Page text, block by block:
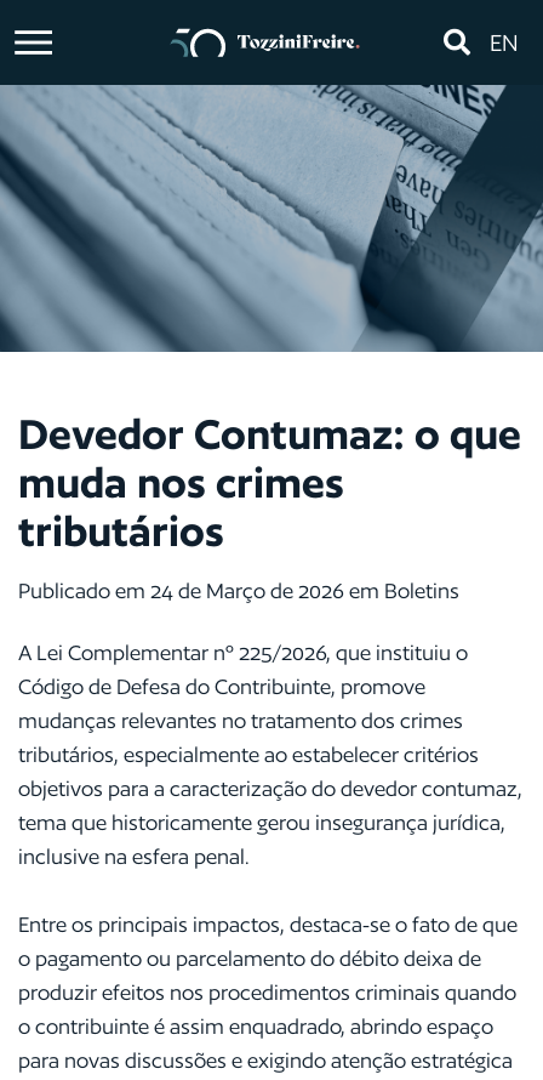
EN
Devedor Contumaz: o que
muda nos crimes
tributários
Publicado em 24 de Março de 2026 em Boletins
A Lei Complementar nº 225/2026, que instituiu o
Código de Defesa do Contribuinte, promove
mudanças relevantes no tratamento dos crimes
tributários, especialmente ao estabelecer critérios
objetivos para a caracterização do devedor contumaz,
tema que historicamente gerou insegurança jurídica,
inclusive na esfera penal.
Entre os principais impactos, destaca-se o fato de que
o pagamento ou parcelamento do débito deixa de
produzir efeitos nos procedimentos criminais quando
o contribuinte é assim enquadrado, abrindo espaço
para novas discussões e exigindo atenção estratégica